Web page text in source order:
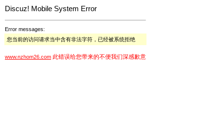
Discuz! Mobile System Error
Error messages:
您当前的访问请求当中含有非法字符，已经被系统拒绝
www.nzhom26.com 此错误给您带来的不便我们深感歉意